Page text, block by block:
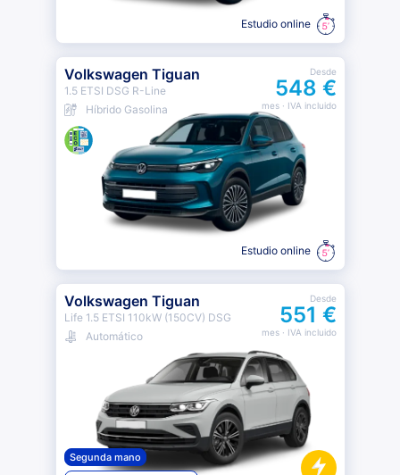
Estudio online
Volkswagen Tiguan
1.5 ETSI DSG R-Line
Híbrido Gasolina
Desde
548 €
mes· IVA incluido
Estudio online
Volkswagen Tiguan
Life 1.5 ETSI 110kW (150CV) DSG
Automático
Desde
551 €
mes· IVA incluido
Segunda mano